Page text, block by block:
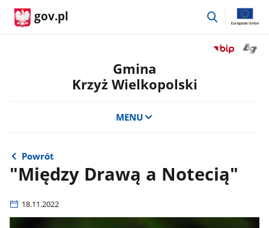
gov.pl
przejdź
Przejdź
Gmina
Krzyż Wielkopolski
MENU
Powrót
"Między Drawą a Notecią"
18.11.2022